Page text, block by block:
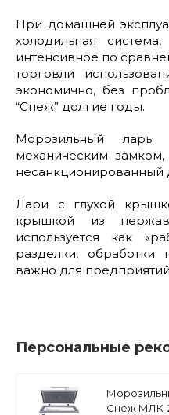
При домашней
холодильная
интенсивное по
торговли
экономично, без
“Снеж” долгие годы.
Морозильный
механическим
несанкционированный
Лари с глухой
крышкой из
используется как
разделки, обработки
важно для
Персональные
Снеж МЛК-